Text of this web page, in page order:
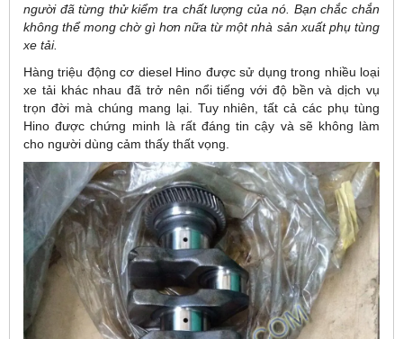
người đã từng thử kiểm tra chất lượng của nó. Bạn chắc chắn
không thể mong chờ gì hơn nữa từ một nhà sản xuất phụ tùng
xe tải.
Hàng triệu động cơ diesel Hino được sử dụng trong nhiều loại
xe tải khác nhau đã trở nên nổi tiếng với độ bền và dịch vụ
trọn đời mà chúng mang lại. Tuy nhiên, tất cả các phụ tùng
Hino được chứng minh là rất đáng tin cậy và sẽ không làm
cho người dùng cảm thấy thất vọng.